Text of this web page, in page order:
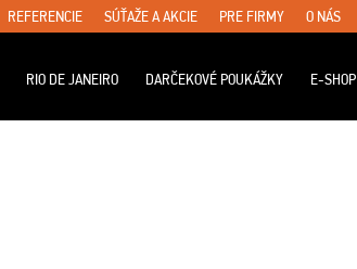
REFERENCIE SÚŤAŽE A AKCIE PRE FIRMY O NÁS
RIO DE JANEIRO DARČEKOVÉ POUKÁŽKY E-SHOP